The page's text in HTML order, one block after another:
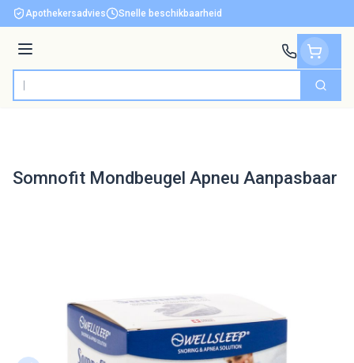
Ga naar de inhoud
Apothekersadvies Snelle beschikbaarheid
Menu
Product, merk, categorie... Zoek
Somnofit Mondbeugel Apneu Aanpasbaar